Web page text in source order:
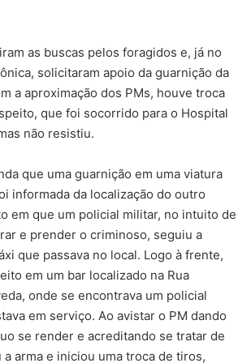
as buscas pelos foragidos e, já no
solicitaram apoio da guarnição da
a aproximação dos PMs, houve troca
que foi socorrido para o Hospital
não resistiu.
que uma guarnição em uma viatura
informada da localização do outro
em que um policial militar, no intuito de
e prender o criminoso, seguiu a
que passava no local. Logo à frente,
em um bar localizado na Rua
onde se encontrava um policial
em serviço. Ao avistar o PM dando
se render e acreditando se tratar de
a arma e iniciou uma troca de tiros,